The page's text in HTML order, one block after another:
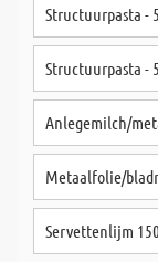
Structuurpasta -
Structuurpasta -
Anlegemilch/
Metaalfolie/
Servettenlijm